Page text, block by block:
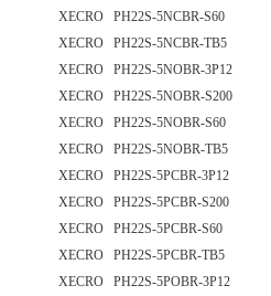
XECRO PH22S-5NCBR-S60
XECRO PH22S-5NCBR-TB5
XECRO PH22S-5NOBR-3P12
XECRO PH22S-5NOBR-S200
XECRO PH22S-5NOBR-S60
XECRO PH22S-5NOBR-TB5
XECRO PH22S-5PCBR-3P12
XECRO PH22S-5PCBR-S200
XECRO PH22S-5PCBR-S60
XECRO PH22S-5PCBR-TB5
XECRO PH22S-5POBR-3P12